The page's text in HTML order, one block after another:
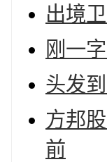
出境
刚一
头发
方邦
前